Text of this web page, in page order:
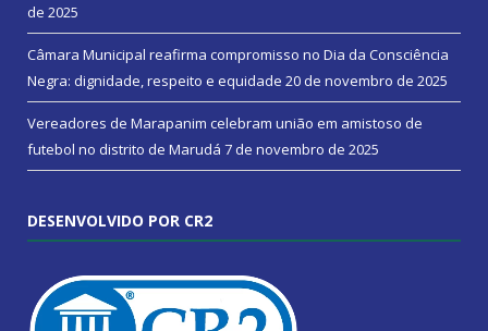
de 2025
Câmara Municipal reafirma compromisso no Dia da Consciência
Negra: dignidade, respeito e equidade 20 de novembro de 2025
Vereadores de Marapanim celebram união em amistoso de
futebol no distrito de Marudá 7 de novembro de 2025
DESENVOLVIDO POR CR2